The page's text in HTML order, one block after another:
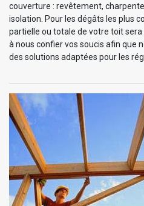
couverture : revêtement,
isolation. Pour les dégâts les plus
partielle ou totale de votre toit sera
à nous confier vos soucis afin que
des solutions adaptées pour les